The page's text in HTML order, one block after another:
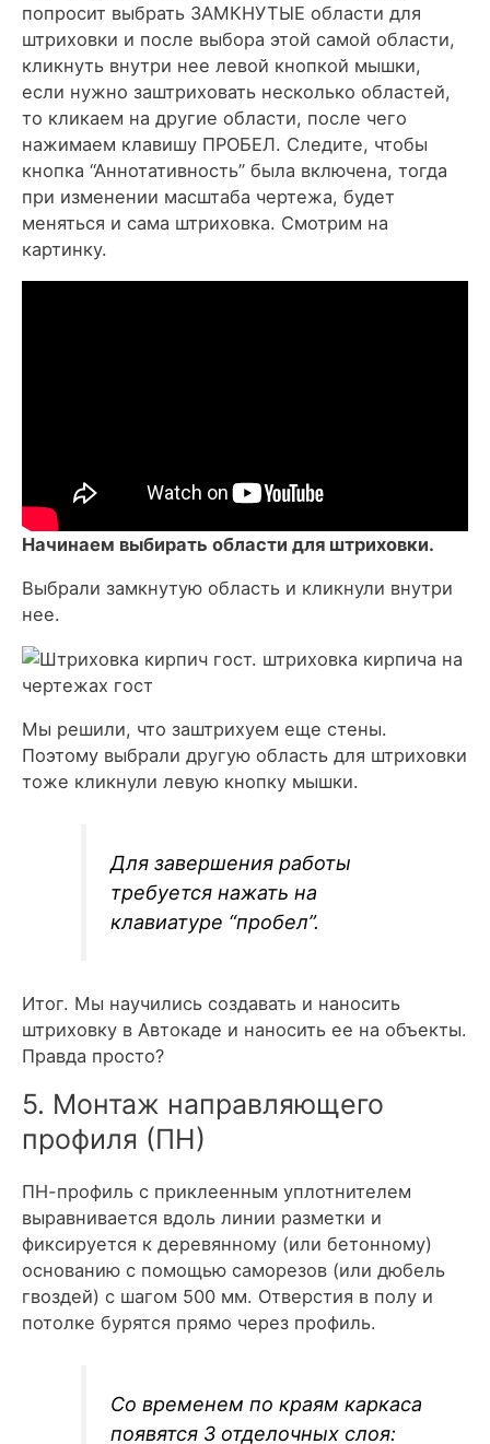
попросит выбрать ЗАМКНУТЫЕ области для
штриховки и после выбора этой самой области,
кликнуть внутри нее левой кнопкой мышки,
если нужно заштриховать несколько областей,
то кликаем на другие области, после чего
нажимаем клавишу ПРОБЕЛ. Следите, чтобы
кнопка “Аннотативность” была включена, тогда
при изменении масштаба чертежа, будет
меняться и сама штриховка. Смотрим на
картинку.
Начинаем выбирать области для штриховки.
Выбрали замкнутую область и кликнули внутри
нее.
Мы решили, что заштрихуем еще стены.
Поэтому выбрали другую область для штриховки
тоже кликнули левую кнопку мышки.
Для завершения работы
требуется нажать на
клавиатуре “пробел”.
Итог. Мы научились создавать и наносить
штриховку в Автокаде и наносить ее на объекты.
Правда просто?
5. Монтаж направляющего
профиля (ПН)
ПН-профиль с приклеенным уплотнителем
выравнивается вдоль линии разметки и
фиксируется к деревянному (или бетонному)
основанию с помощью саморезов (или дюбель
гвоздей) с шагом 500 мм. Отверстия в полу и
потолке бурятся прямо через профиль.
Со временем по краям каркаса
появятся 3 отделочных слоя: